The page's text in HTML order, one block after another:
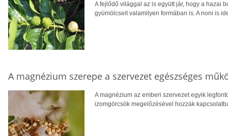
A fejlődő világgal az is együtt jár, hogy a hazai
gyümölcseit valamilyen formában is. A noni is
A magnézium szerepe a szervezet egészséges
A magnézium az emberi szervezet egyik
izomgörcsök megelőzésével hozzák